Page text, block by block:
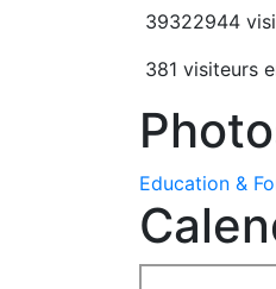
39322944
381 visiteurs
Education &